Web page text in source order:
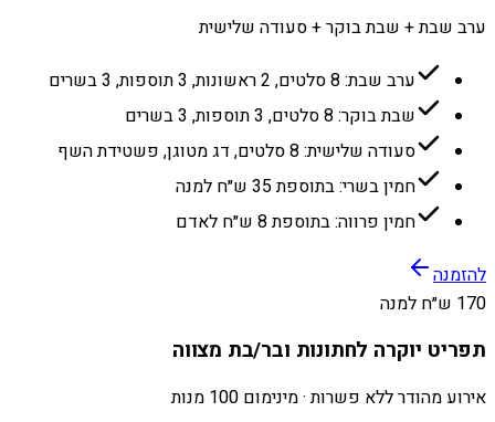
ערב שבת + שבת בוקר + סעודה שלישית
ערב שבת: 8 סלטים, 2 ראשונות, 3 תוספות, 3 בשרים
שבת בוקר: 8 סלטים, 3 תוספות, 3 בשרים
סעודה שלישית: 8 סלטים, דג מטוגן, פשטידת השף
חמין בשרי: בתוספת 35 ש״ח למנה
חמין פרווה: בתוספת 8 ש״ח לאדם
להזמנה
170 ש״ח למנה
תפריט יוקרה לחתונות ובר/בת מצווה
אירוע מהודר ללא פשרות · מינימום 100 מנות